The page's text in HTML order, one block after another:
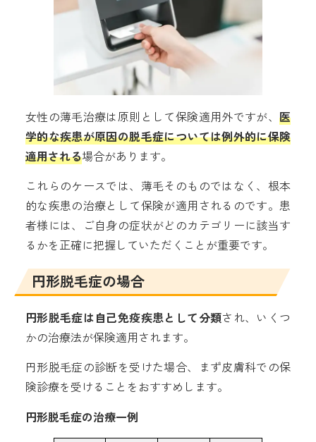
女性の薄毛治療は原則として保険適用外ですが、医
学的な疾患が原因の脱毛症については例外的に保険
適用される場合があります。
これらのケースでは、薄毛そのものではなく、根本
的な疾患の治療として保険が適用されるのです。患
者様には、ご自身の症状がどのカテゴリーに該当す
るかを正確に把握していただくことが重要です。
円形脱毛症の場合
円形脱毛症は自己免疫疾患として分類され、いくつ
かの治療法が保険適用されます。
円形脱毛症の診断を受けた場合、まず皮膚科での保
険診療を受けることをおすすめします。
円形脱毛症の治療一例